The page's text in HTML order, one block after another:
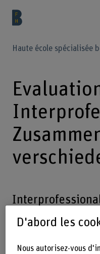
Haute école spécialisée
D'abord les
Nous autorisez-vous